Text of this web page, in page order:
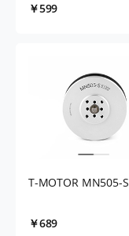
￥599
T-MOTOR MN505-S
￥689